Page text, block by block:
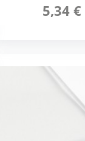
5,34 €